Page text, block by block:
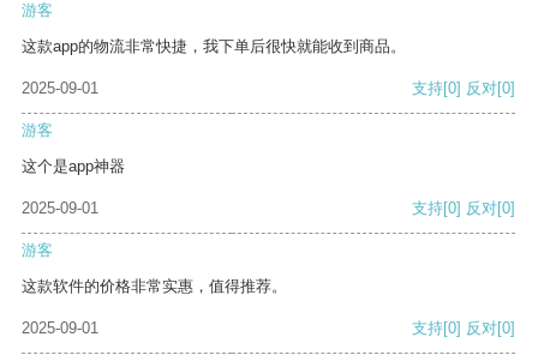
游客
这款app的物流非常快捷，我下单后很快就能收到商品。
2025-09-01 支持[0] 反对[0]
游客
这个是app神器
2025-09-01 支持[0] 反对[0]
游客
这款软件的价格非常实惠，值得推荐。
2025-09-01 支持[0] 反对[0]